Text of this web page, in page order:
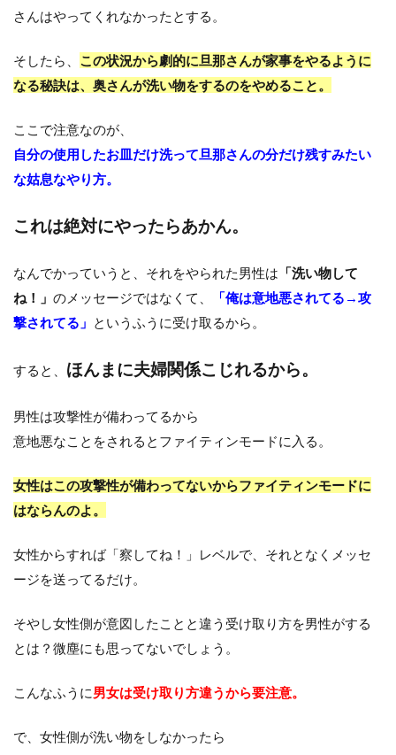
さんはやってくれなかったとする。
そしたら、 この状況から劇的に旦那さんが家事をやるように
なる秘訣は、奥さんが洗い物をするのをやめること。
ここで注意なのが、
自分の使用したお皿だけ洗って旦那さんの分だけ残すみたい
な姑息なやり方。
これは絶対にやったらあかん。
なんでかっていうと、それをやられた男性は 「洗い物して
ね！」 のメッセージではなくて、
「俺は意地悪されてる→攻
撃されてる」 というふうに受け取るから。
すると、 ほんまに夫婦関係こじれるから。
男性は攻撃性が備わってるから
意地悪なことをされるとファイティンモードに入る。
女性はこの攻撃性が備わってないからファイティンモードに
はならんのよ。
女性からすれば「察してね！」レベルで、それとなくメッセ
ージを送ってるだけ。
そやし女性側が意図したことと違う受け取り方を男性がする
とは？微塵にも思ってないでしょう。
こんなふうに男女は受け取り方違うから要注意。
で、女性側が洗い物をしなかったら